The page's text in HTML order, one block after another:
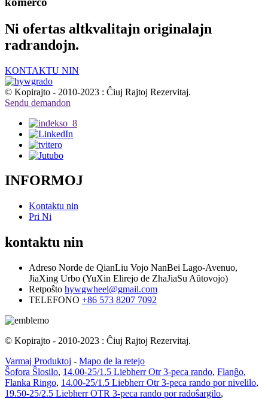
Ni ofertas altkvalitajn originalajn
radrandojn.
KONTAKTU NIN
© Kopirajto - 2010-2023 : Ĉiuj Rajtoj Rezervitaj.
Sendu demandon
INFORMOJ
Kontaktu nin
Pri Ni
kontaktu nin
Adreso Norde de QianLiu Vojo NanBei Lago-Avenuo,
JiaXing Urbo (YuXin Elirejo de ZhaJiaSu Aŭtovojo)
Retpoŝto hywgwheel@gmail.com
TELEFONO +86 573 8207 7092
© Kopirajto - 2010-2023 : Ĉiuj Rajtoj Rezervitaj.
Varmaj Produktoj - Mapo de la retejo
Ŝofora Ŝlosilo, 14.00-25/1.5 Liebherr Otr 3-peca rando, Flanĝo,
Flanka Ringo, 14.00-25/1.5 Liebherr Otr 3-peca rando por nivelilo,
19.50-25/2.5 Liebherr OTR 3-peca rando por radoŝargilo,